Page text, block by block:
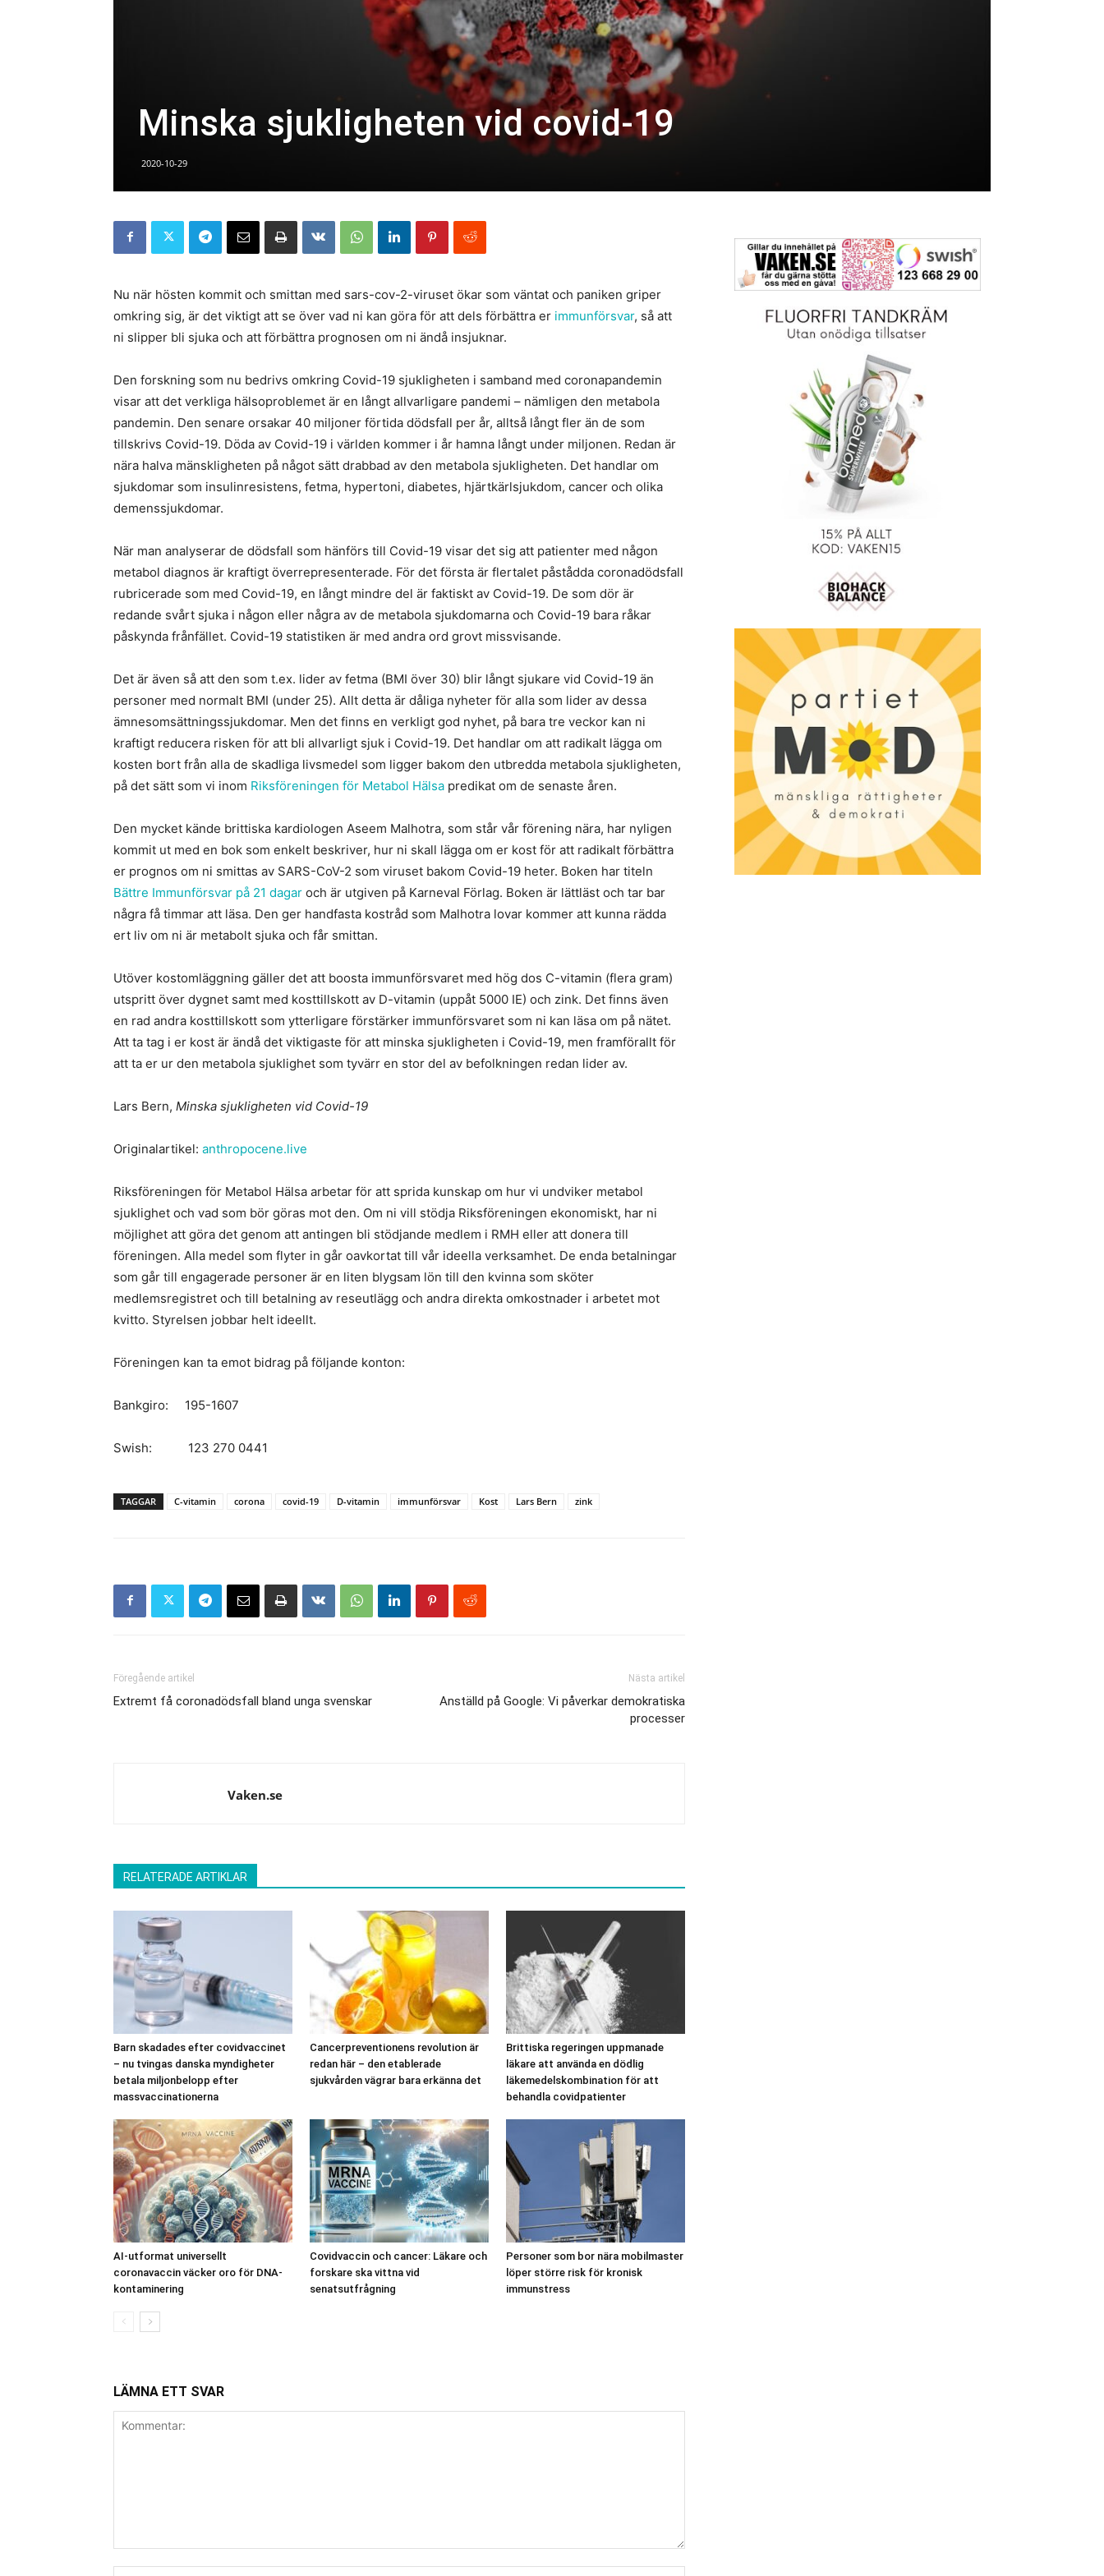
Minska sjukligheten vid covid-19
2020-10-29
Nu när hösten kommit och smittan med sars-cov-2-viruset ökar som väntat och paniken griper
omkring sig, är det viktigt att se över vad ni kan göra för att dels förbättra er immunförsvar, så att
ni slipper bli sjuka och att förbättra prognosen om ni ändå insjuknar.
Den forskning som nu bedrivs omkring Covid-19 sjukligheten i samband med coronapandemin
visar att det verkliga hälsoproblemet är en långt allvarligare pandemi – nämligen den metabola
pandemin. Den senare orsakar 40 miljoner förtida dödsfall per år, alltså långt fler än de som
tillskrivs Covid-19. Döda av Covid-19 i världen kommer i år hamna långt under miljonen. Redan är
nära halva mänskligheten på något sätt drabbad av den metabola sjukligheten. Det handlar om
sjukdomar som insulinresistens, fetma, hypertoni, diabetes, hjärtkärlsjukdom, cancer och olika
demenssjukdomar.
När man analyserar de dödsfall som hänförs till Covid-19 visar det sig att patienter med någon
metabol diagnos är kraftigt överrepresenterade. För det första är flertalet påstådda coronadödsfall
rubricerade som med Covid-19, en långt mindre del är faktiskt av Covid-19. De som dör är
redande svårt sjuka i någon eller några av de metabola sjukdomarna och Covid-19 bara råkar
påskynda frånfället. Covid-19 statistiken är med andra ord grovt missvisande.
Det är även så att den som t.ex. lider av fetma (BMI över 30) blir långt sjukare vid Covid-19 än
personer med normalt BMI (under 25). Allt detta är dåliga nyheter för alla som lider av dessa
ämnesomsättningssjukdomar. Men det finns en verkligt god nyhet, på bara tre veckor kan ni
kraftigt reducera risken för att bli allvarligt sjuk i Covid-19. Det handlar om att radikalt lägga om
kosten bort från alla de skadliga livsmedel som ligger bakom den utbredda metabola sjukligheten,
på det sätt som vi inom Riksföreningen för Metabol Hälsa predikat om de senaste åren.
Den mycket kände brittiska kardiologen Aseem Malhotra, som står vår förening nära, har nyligen
kommit ut med en bok som enkelt beskriver, hur ni skall lägga om er kost för att radikalt förbättra
er prognos om ni smittas av SARS-CoV-2 som viruset bakom Covid-19 heter. Boken har titeln
Bättre Immunförsvar på 21 dagar och är utgiven på Karneval Förlag. Boken är lättläst och tar bar
några få timmar att läsa. Den ger handfasta kostråd som Malhotra lovar kommer att kunna rädda
ert liv om ni är metabolt sjuka och får smittan.
Utöver kostomläggning gäller det att boosta immunförsvaret med hög dos C-vitamin (flera gram)
utspritt över dygnet samt med kosttillskott av D-vitamin (uppåt 5000 IE) och zink. Det finns även
en rad andra kosttillskott som ytterligare förstärker immunförsvaret som ni kan läsa om på nätet.
Att ta tag i er kost är ändå det viktigaste för att minska sjukligheten i Covid-19, men framförallt för
att ta er ur den metabola sjuklighet som tyvärr en stor del av befolkningen redan lider av.
Lars Bern, Minska sjukligheten vid Covid-19
Originalartikel: anthropocene.live
Riksföreningen för Metabol Hälsa arbetar för att sprida kunskap om hur vi undviker metabol
sjuklighet och vad som bör göras mot den. Om ni vill stödja Riksföreningen ekonomiskt, har ni
möjlighet att göra det genom att antingen bli stödjande medlem i RMH eller att donera till
föreningen. Alla medel som flyter in går oavkortat till vår ideella verksamhet. De enda betalningar
som går till engagerade personer är en liten blygsam lön till den kvinna som sköter
medlemsregistret och till betalning av reseutlägg och andra direkta omkostnader i arbetet mot
kvitto. Styrelsen jobbar helt ideellt.
Föreningen kan ta emot bidrag på följande konton:
Bankgiro: 195-1607
Swish: 123 270 0441
TAGGAR C-vitamin corona covid-19 D-vitamin immunförsvar Kost Lars Bern zink
Föregående artikel
Extremt få coronadödsfall bland unga svenskar
Nästa artikel
Anställd på Google: Vi påverkar demokratiska
processer
Vaken.se
RELATERADE ARTIKLAR
Barn skadades efter covidvaccinet
– nu tvingas danska myndigheter
betala miljonbelopp efter
massvaccinationerna
Cancerpreventionens revolution är
redan här – den etablerade
sjukvården vägrar bara erkänna det
Brittiska regeringen uppmanade
läkare att använda en dödlig
läkemedelskombination för att
behandla covidpatienter
AI-utformat universellt
coronavaccin väcker oro för DNA-
kontaminering
Covidvaccin och cancer: Läkare och
forskare ska vittna vid
senatsutfrågning
Personer som bor nära mobilmaster
löper större risk för kronisk
immunstress
LÄMNA ETT SVAR